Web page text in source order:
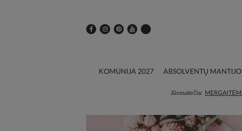
KOMUNIJA 2027 ABSOLVENTŲ
Jūs esate čia: